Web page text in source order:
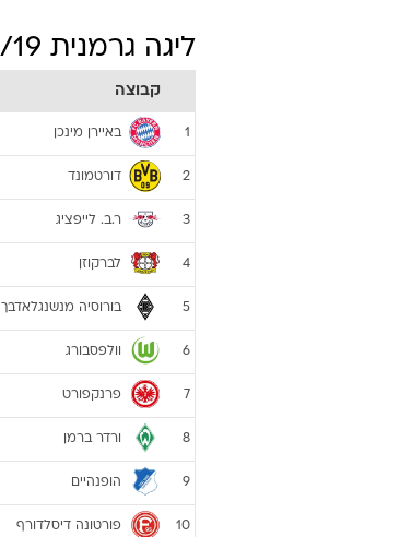
ליגה גרמנית 2018/19
קבוצה
1 באיירן מינכן
2 דורטמונד
3 ר.ב. לייפציג
4 לברקוזן
5 בורוסיה מנשנגלאדבך
6 וולפסבורג
7 פרנקפורט
8 ורדר ברמן
9 הופנהיים
10 פורטונה דיסלדורף